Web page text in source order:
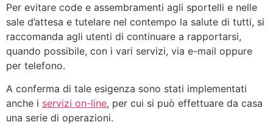
Per evitare code e assembramenti agli sportelli e nelle
sale d’attesa e tutelare nel contempo la salute di tutti, si
raccomanda agli utenti di continuare a rapportarsi,
quando possibile, con i vari servizi, via e-mail oppure
per telefono.
A conferma di tale esigenza sono stati implementati
anche i servizi on-line, per cui si può effettuare da casa
una serie di operazioni.